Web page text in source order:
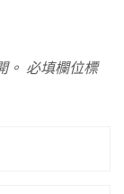
。 必填欄位標